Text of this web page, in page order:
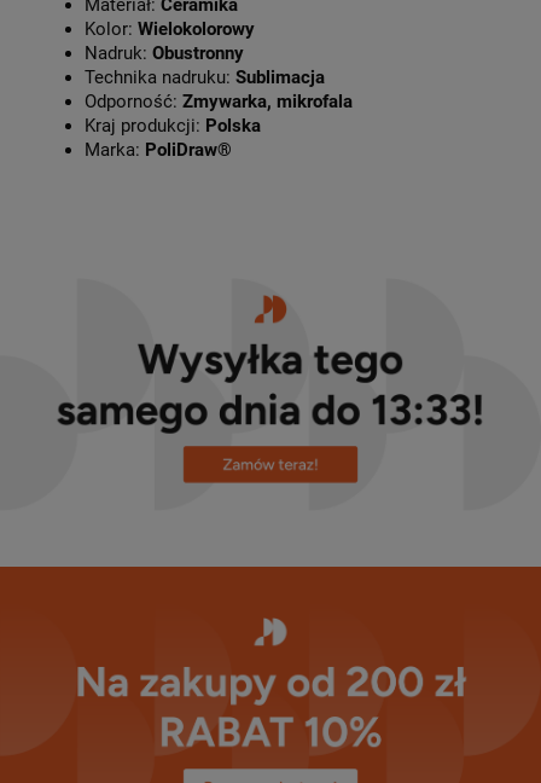
Materiał: Ceramika
Kolor: Wielokolorowy
Nadruk: Obustronny
Technika nadruku: Sublimacja
Odporność: Zmywarka, mikrofala
Kraj produkcji: Polska
Marka: PoliDraw®